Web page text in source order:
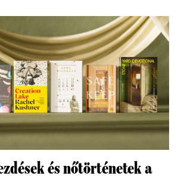
és nőtörténetek a